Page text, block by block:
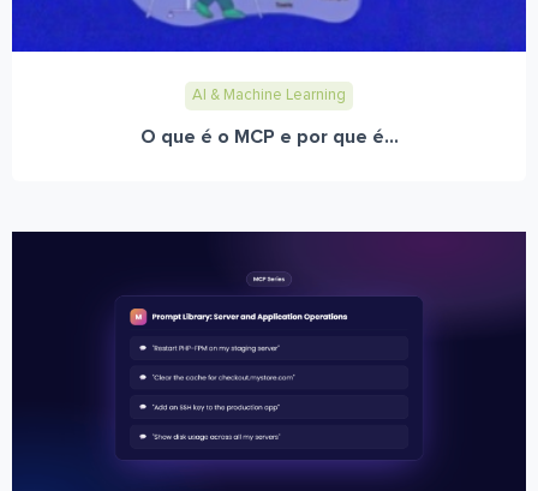
AI & Machine Learning
O que é o MCP e por que é...